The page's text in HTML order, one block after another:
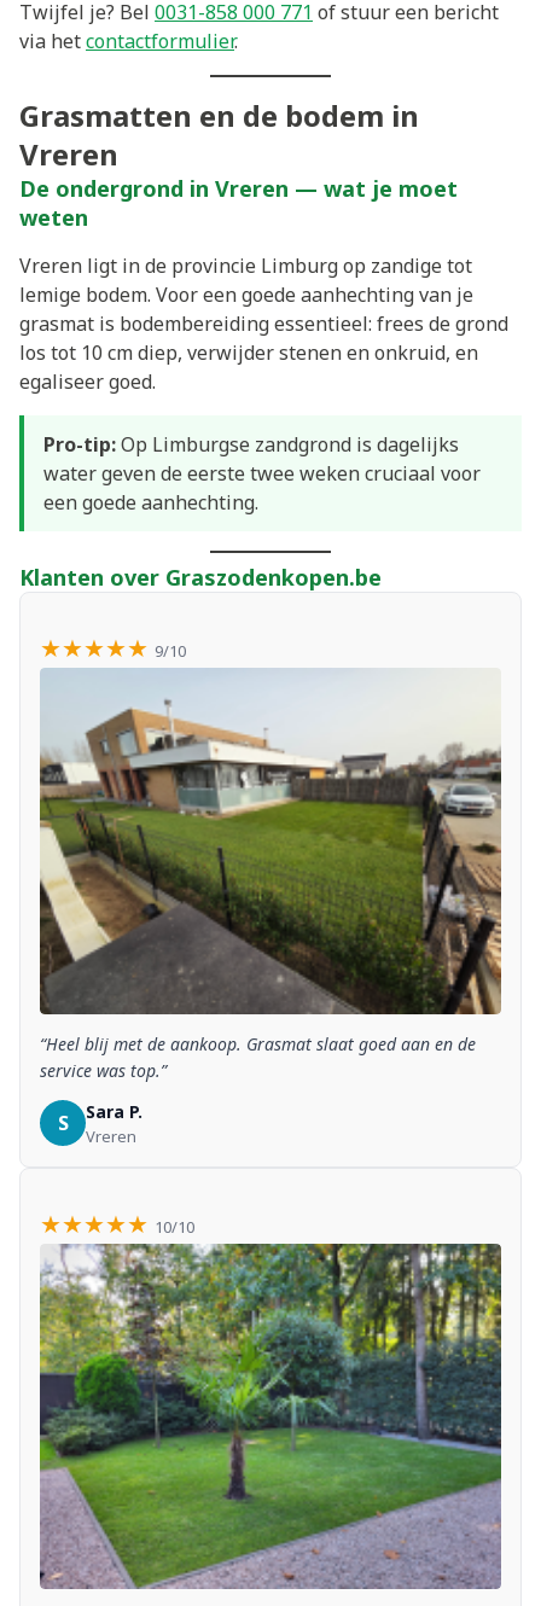
Twijfel je? Bel 0031-858 000 771 of stuur een bericht
via hetcontactformulier.
Grasmatten en de bodem in
Vreren
De ondergrond in Vreren — wat je moet
weten
Vreren ligt in de provincie Limburg op zandige tot
lemige bodem. Voor een goede aanhechting van je
grasmat is bodembereiding essentieel: frees de grond
los tot 10 cm diep, verwijder stenen en onkruid, en
egaliseer goed.
Pro-tip:Op Limburgse zandgrond is dagelijks
water geven de eerste twee weken cruciaal voor
een goede aanhechting.
Klanten over Graszodenkopen.be
★★★★★ 9/10
“Heel blij met de aankoop. Grasmat slaat goed aan en de
service was top.”
S Sara P.
Vreren
★★★★★ 10/10